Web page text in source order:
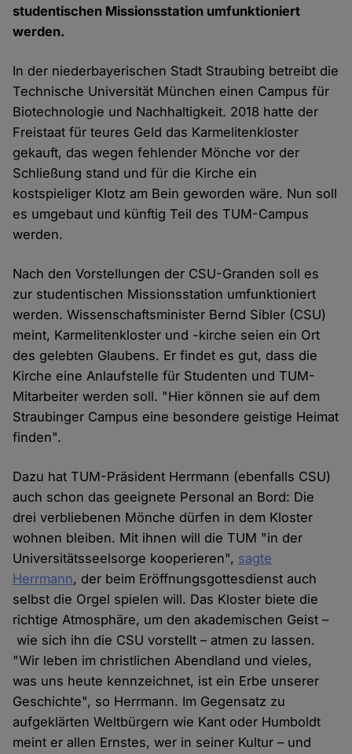
studentischen Missionsstation umfunktioniert
werden.
In der niederbayerischen Stadt Straubing betreibt die
Technische Universität München einen Campus für
Biotechnologie und Nachhaltigkeit. 2018 hatte der
Freistaat für teures Geld das Karmelitenkloster
gekauft, das wegen fehlender Mönche vor der
Schließung stand und für die Kirche ein
kostspieliger Klotz am Bein geworden wäre. Nun soll
es umgebaut und künftig Teil des TUM-Campus
werden.
Nach den Vorstellungen der CSU-Granden soll es
zur studentischen Missionsstation umfunktioniert
werden. Wissenschaftsminister Bernd Sibler (CSU)
meint, Karmelitenkloster und -kirche seien ein Ort
des gelebten Glaubens. Er findet es gut, dass die
Kirche eine Anlaufstelle für Studenten und TUM-
Mitarbeiter werden soll. "Hier können sie auf dem
Straubinger Campus eine besondere geistige Heimat
finden".
Dazu hat TUM-Präsident Herrmann (ebenfalls CSU)
auch schon das geeignete Personal an Bord: Die
drei verbliebenen Mönche dürfen in dem Kloster
wohnen bleiben. Mit ihnen will die TUM "in der
Universitätsseelsorge kooperieren", sagte
Herrmann, der beim Eröffnungsgottesdienst auch
selbst die Orgel spielen will. Das Kloster biete die
richtige Atmosphäre, um den akademischen Geist –
wie sich ihn die CSU vorstellt – atmen zu lassen.
"Wir leben im christlichen Abendland und vieles,
was uns heute kennzeichnet, ist ein Erbe unserer
Geschichte", so Herrmann. Im Gegensatz zu
aufgeklärten Weltbürgern wie Kant oder Humboldt
meint er allen Ernstes, wer in seiner Kultur – und